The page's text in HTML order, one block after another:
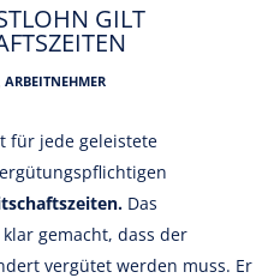
GILT
,ARBEITNEHMER
für jede geleistete
Das
gemacht, dass der
vergütet werden muss. Er